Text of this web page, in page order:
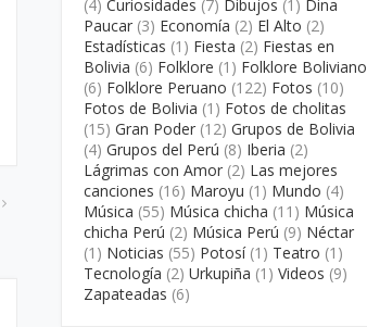
(4) Curiosidades (7) Dibujos (1) Dina
Paucar (3) Economía (2) El Alto (2)
Estadísticas (1) Fiesta (2) Fiestas en
Bolivia (6) Folklore (1) Folklore Boliviano
(6) Folklore Peruano (122) Fotos (10)
Fotos de Bolivia (1) Fotos de cholitas
(15) Gran Poder (12) Grupos de Bolivia
(4) Grupos del Perú (8) Iberia (2)
Lágrimas con Amor (2) Las mejores
canciones (16) Maroyu (1) Mundo (4)
Música (55) Música chicha (11) Música
chicha Perú (2) Música Perú (9) Néctar
(1) Noticias (55) Potosí (1) Teatro (1)
Tecnología (2) Urkupiña (1) Videos (9)
Zapateadas (6)